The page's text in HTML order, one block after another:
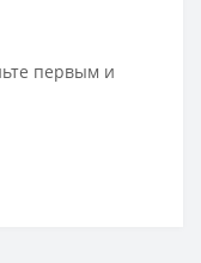
первым и